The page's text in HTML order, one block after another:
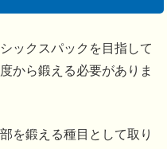
ックスパックを目指して
から鍛える必要がありま
を鍛える種目として取り